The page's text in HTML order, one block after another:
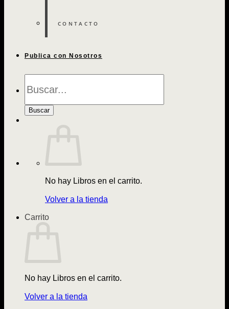
CONTACTO
Publica con Nosotros
de
Buscar
No hay Libros en el carrito.
Volver a la tienda
Carrito
No hay Libros en el carrito.
Volver a la tienda